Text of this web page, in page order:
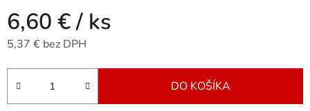
6,60 €/ ks
5,37 € bez DPH
Jednotková cena:
DO KOŠÍKA